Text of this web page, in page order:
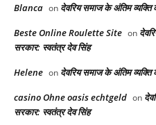
Blanca on देवरिय समाज के अंतिम व्यक्ति
Beste Online Roulette Site on
सरकार: स्वतंत्र देव सिंह
Helene on देवरिय समाज के अंतिम व्यक्ति
casino Ohne oasis echtgeld on
सरकार: स्वतंत्र देव सिंह